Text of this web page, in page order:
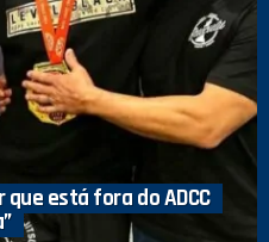
está fora do ADCC